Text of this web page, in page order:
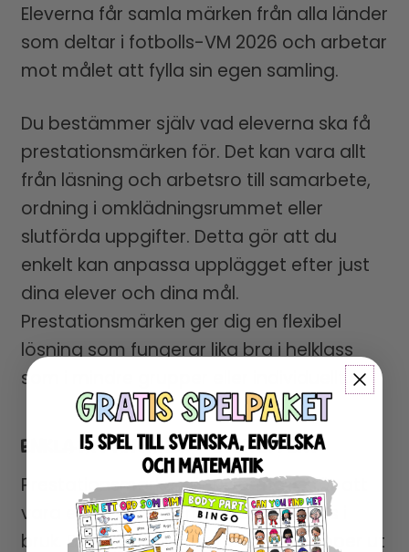
Eleverna får samla märken från alla länder
som deltar i fotbolls-VM 2026 och arbetar
mot målet att fylla sin egen samling.
Du bestämmer själv vad eleverna ska få
prestationsmärken för. Det kan vara allt
från läsning och arbetsro till samarbete,
ordning i omklädningsrummet eller
slutförda uppgifter. Detta gör att du
enkelt kan anpassa upplägget efter just
dina elever och dina mål.
Prestationsmärken ger dig en flexibel
lösning som fungerar lika bra i helklass
som i mindre grupper eller individuellt.
ENKLA ATT ANVÄNDA – STOR EFFEKT
Prestationsmärken är utformade för att
vara ett system som snabbt kan tas i
bruk. Du skriver ut, laminerar och klipper ut